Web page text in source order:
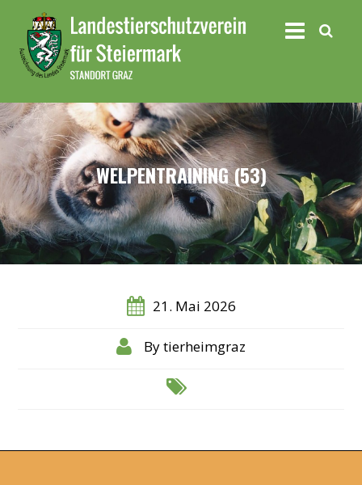
WELPENTRAINING (53)
21. Mai 2026
Bytierheimgraz